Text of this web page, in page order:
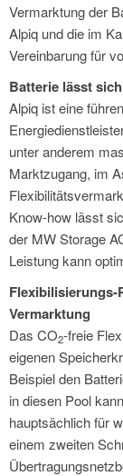
Vermarktung der
Alpiq und die im
Vereinbarung für
Batterie lässt
Alpiq ist eine
unter anderem
Marktzugang, im
Know-how lässt
der MW Storage
Leistung kann
Vermarktung
Das CO2-freie
eigenen
Beispiel den
in diesen Pool
hauptsächlich für
einem zweiten